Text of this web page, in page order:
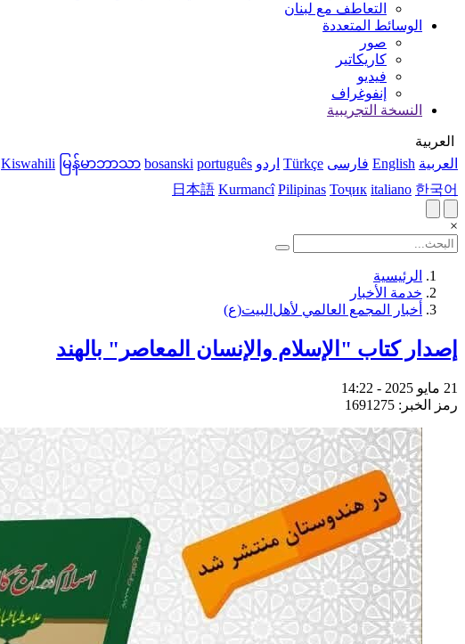
التعاطف مع لبنان
الوسائط المتعددة
صور
کاریکاتیر
فیدیو
إنفوغراف
النسخة التجريبية
العربية
العربية English فارسی Türkçe اردو Kiswahili မြန်မာဘာသာ bosanski português
日本語 Kurmancî Pilipinas Тоҷик italiano 한국어
×
الرئيسية
خدمة الأخبار
أخبار المجمع العالمي لأهل‌البيت(ع)
إصدار كتاب "الإسلام والإنسان المعاصر" بالهند
21 مايو 2025 - 14:22
رمز الخبر: 1691275